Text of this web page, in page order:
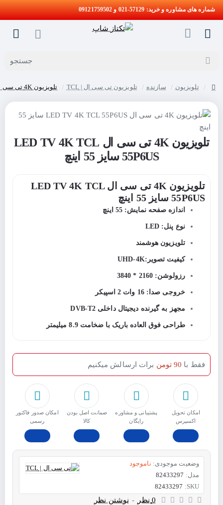
شماره های مشاوره و خرید: 57129-021 و 09121759502
جستجو
تلویزیون سازنده تلویزیون تی سی ال | TCL تلویزیون 4K تی سی ال LED TV 4K TCL 55P6US سایز 55 اینچ
تلویزیون 4K تی سی ال LED TV 4K TCL
55P6US سایز 55 اینچ
تلویزیون 4K تی سی ال LED TV 4K TCL
55P6US سایز 55 اینچ
اندازه صفحه نمایش: 55 اینچ
نوع پنل: LED
تلویزیون هوشمند
کیفیت تصویر:UHD-4K
رزولوشن: 2160 * 3840
خروجی صدا: 16 وات 2 اسپیکر
مجهز به گیرنده دیجیتال داخلی DVB-T2
طراحی فوق العاده باریک با ضخامت 8.9 میلیمتر
امکان تحویل
اکسپرس
پشتیبانی و مشاوره
رایگان
ﺿﻤﺎﻧﺖ اﺻﻞ ﺑﻮدن
ﮐﺎﻟﺎ
امکان صدور فاکتور
رسمی
فقط با 90 تومن برات ارسالش میکنیم
وضعیت موجودی: ناموجود
مدل: 82433297
SKU:
82433297
0 نظر - نوشتن نظر